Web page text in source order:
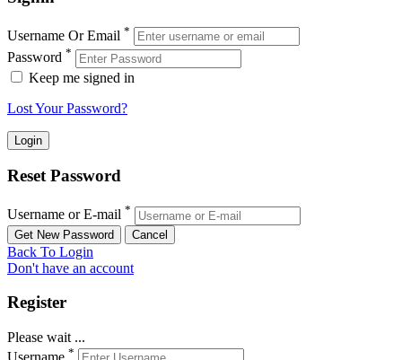
Username Or Email *
Password *
Keep me signed in
Lost Your Password?
Reset Password
Username or E-mail *
Back To Login
Don't have an account
Register
Please wait ...
*